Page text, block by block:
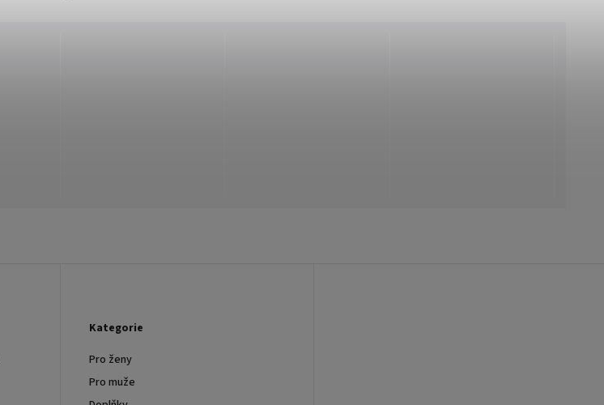
Kategorie
Pro ženy
Pro muže